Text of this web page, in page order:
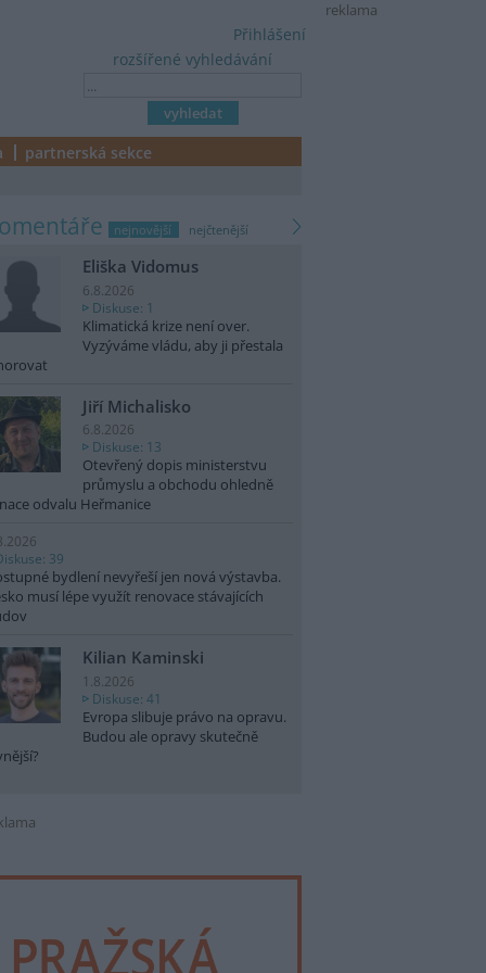
reklama
rozšířené vyhledávání
Přihlášení
partnerská sekce
nejnovější nejčtenější
Eliška Vidomus
6.8.2026
Diskuse: 1
Klimatická krize není over.
Vyzýváme vládu, aby ji přestala
Jiří Michalisko
6.8.2026
Diskuse: 13
Otevřený dopis ministerstvu
průmyslu a obchodu ohledně
odvalu Heřmanice
39
bydlení nevyřeší jen nová výstavba.
musí lépe využít renovace stávajících
Kilian Kaminski
1.8.2026
Diskuse: 41
Evropa slibuje právo na opravu.
Budou ale opravy skutečně